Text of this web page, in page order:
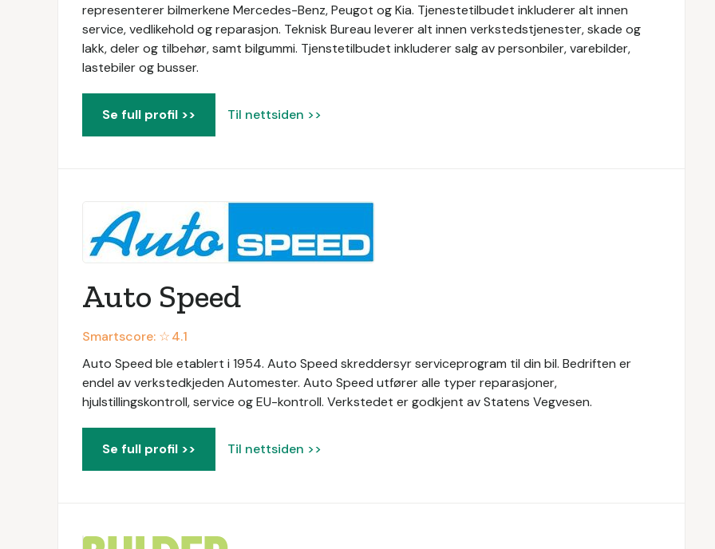
representerer bilmerkene Mercedes-Benz, Peugot og Kia. Tjenestetilbudet inkluderer alt innen
service, vedlikehold og reparasjon. Teknisk Bureau leverer alt innen verkstedstjenester, skade og
lakk, deler og tilbehør, samt bilgummi. Tjenstetilbudet inkluderer salg av personbiler, varebilder,
lastebiler og busser.
Se full profil >> Til nettsiden >>
Auto Speed
Smartscore: ☆4.1
Auto Speed ble etablert i 1954. Auto Speed skreddersyr serviceprogram til din bil. Bedriften er
endel av verkstedkjeden Automester. Auto Speed utfører alle typer reparasjoner,
hjulstillingskontroll, service og EU-kontroll. Verkstedet er godkjent av Statens Vegvesen.
Se full profil >> Til nettsiden >>